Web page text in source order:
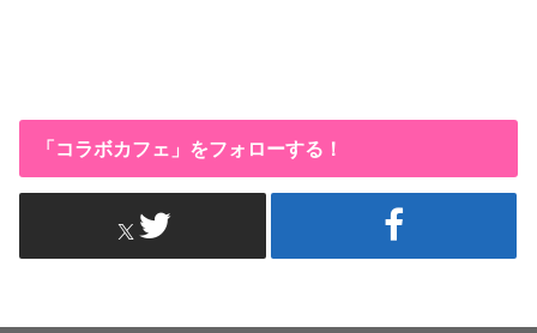
「コラボカフェ」をフォローする！